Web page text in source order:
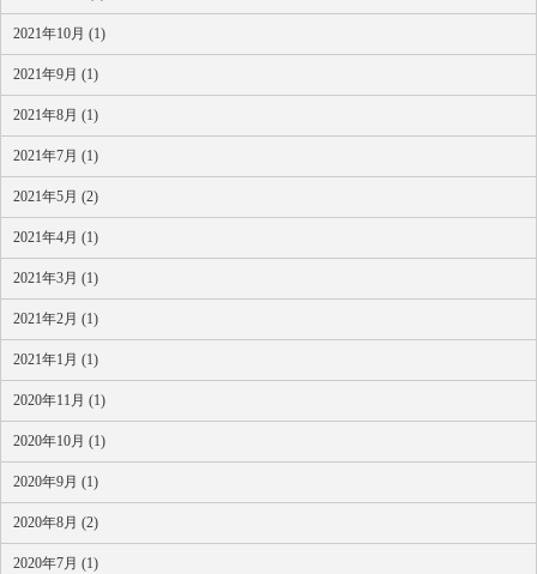
2021年10月 (1)
2021年9月 (1)
2021年8月 (1)
2021年7月 (1)
2021年5月 (2)
2021年4月 (1)
2021年3月 (1)
2021年2月 (1)
2021年1月 (1)
2020年11月 (1)
2020年10月 (1)
2020年9月 (1)
2020年8月 (2)
2020年7月 (1)